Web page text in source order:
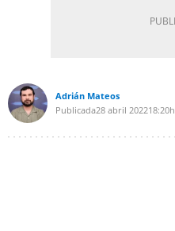
Adrián Mateos
Publicada28 abril 202218:20h